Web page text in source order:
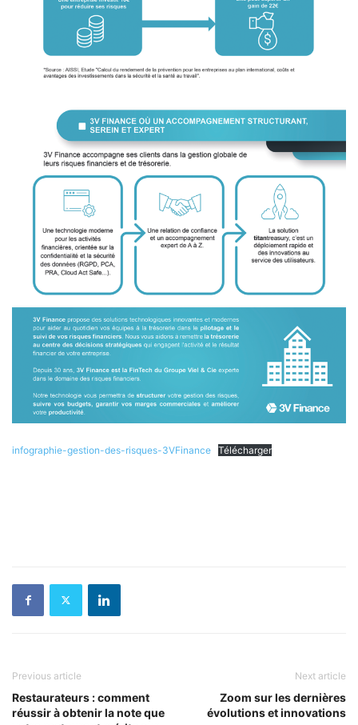
infographie-gestion-des-risques-3VFinance Télécharger
Previous article
Restaurateurs : comment
réussir à obtenir la note que
Next article
Zoom sur les dernières
évolutions et innovations